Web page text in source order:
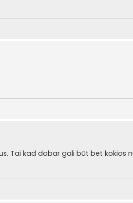
Tai kad dabar gali būt bet kokios